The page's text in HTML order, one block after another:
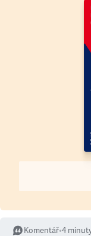
Komentář•4